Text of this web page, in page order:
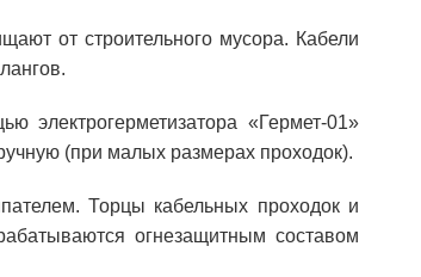
от строительного мусора. Кабели
электрогерметизатора «Гермет-01»
(при малых размерах проходок).
Торцы кабельных проходок и
огнезащитным составом